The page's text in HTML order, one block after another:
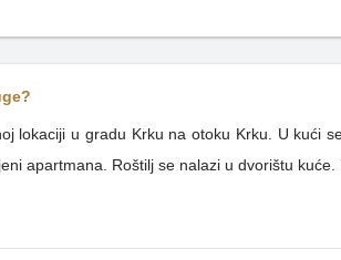
lokaciji u gradu Krku na otoku Krku. U kući
apartmana. Roštilj se nalazi u dvorištu kuće.